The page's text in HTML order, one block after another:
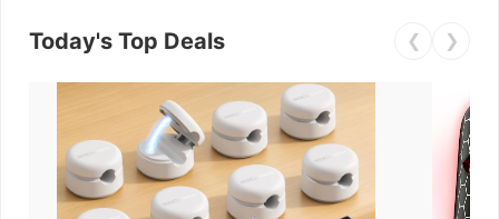
Today's Top Deals ❮ ❯